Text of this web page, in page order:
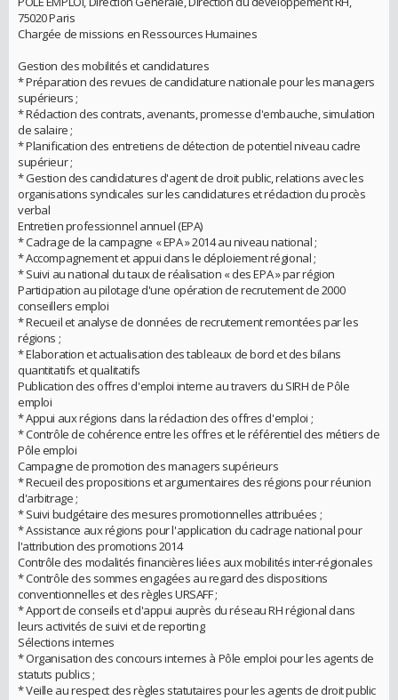
75020 Paris
Chargée de missions en Ressources Humaines
Gestion des mobilités et candidatures
* Préparation des revues de candidature nationale pour les managers
supérieurs ;
* Rédaction des contrats, avenants, promesse d'embauche, simulation
de salaire ;
* Planification des entretiens de détection de potentiel niveau cadre
supérieur ;
* Gestion des candidatures d'agent de droit public, relations avec les
organisations syndicales sur les candidatures et rédaction du procès
verbal
Entretien professionnel annuel (EPA)
* Cadrage de la campagne « EPA » 2014 au niveau national ;
* Accompagnement et appui dans le déploiement régional ;
* Suivi au national du taux de réalisation « des EPA » par région
Participation au pilotage d'une opération de recrutement de 2000
conseillers emploi
* Recueil et analyse de données de recrutement remontées par les
régions ;
* Elaboration et actualisation des tableaux de bord et des bilans
quantitatifs et qualitatifs
Publication des offres d'emploi interne au travers du SIRH de Pôle
emploi
* Appui aux régions dans la rédaction des offres d'emploi ;
* Contrôle de cohérence entre les offres et le référentiel des métiers de
Pôle emploi
Campagne de promotion des managers supérieurs
* Recueil des propositions et argumentaires des régions pour réunion
d'arbitrage ;
* Suivi budgétaire des mesures promotionnelles attribuées ;
* Assistance aux régions pour l'application du cadrage national pour
l'attribution des promotions 2014
Contrôle des modalités financières liées aux mobilités inter-régionales
* Contrôle des sommes engagées au regard des dispositions
conventionnelles et des règles URSAFF ;
* Apport de conseils et d'appui auprès du réseau RH régional dans
leurs activités de suivi et de reporting
Sélections internes
* Organisation des concours internes à Pôle emploi pour les agents de
statuts publics ;
* Veille au respect des règles statutaires pour les agents de droit public